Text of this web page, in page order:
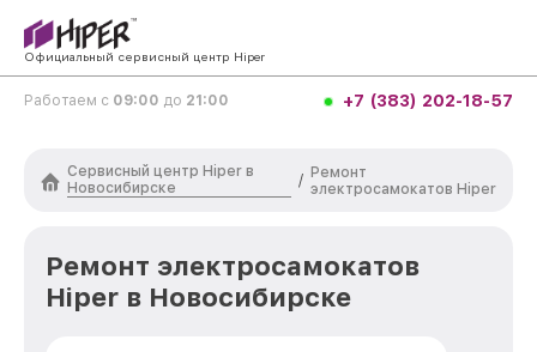
Официальный сервисный центр Hiper
Работаем с 09:00 до 21:00 +7 (383) 202-18-57
Сервисный центр Hiper в
Новосибирске
/ Ремонт
электросамокатов Hiper
Ремонт электросамокатов
Hiper в Новосибирске